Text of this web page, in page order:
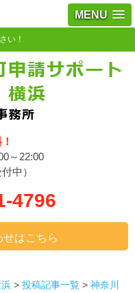
MENU
い！
～22:00
中）
4796
はこちら
> 投稿記事一覧 > 神奈川